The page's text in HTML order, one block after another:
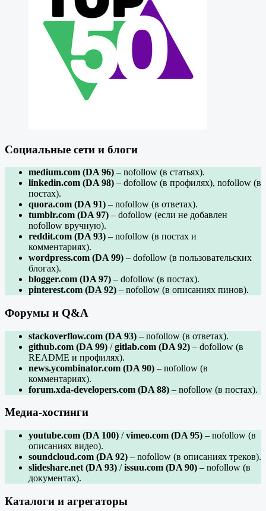
Социальные сети и блоги
medium.com (DA 96) – nofollow (в статьях).
linkedin.com (DA 98) – dofollow (в профилях), nofollow (в
постах).
quora.com (DA 91) – nofollow (в ответах).
tumblr.com (DA 97) – dofollow (если не добавлен
nofollow вручную).
reddit.com (DA 93) – nofollow (в постах и
комментариях).
wordpress.com (DA 99) – dofollow (в пользовательских
блогах).
blogger.com (DA 97) – dofollow (в постах).
pinterest.com (DA 92) – nofollow (в описаниях пинов).
Форумы и Q&A
stackoverflow.com (DA 93) – nofollow (в ответах).
github.com (DA 99) /gitlab.com (DA 92) – dofollow (в
README и профилях).
news.ycombinator.com (DA 90) – nofollow (в
комментариях).
forum.xda-developers.com (DA 88) – nofollow (в постах).
Медиа-хостинги
youtube.com (DA 100) /vimeo.com (DA 95) – nofollow (в
описаниях видео).
soundcloud.com (DA 92) – nofollow (в описаниях треков).
slideshare.net (DA 93) /issuu.com (DA 90) – nofollow (в
документах).
Каталоги и агрегаторы